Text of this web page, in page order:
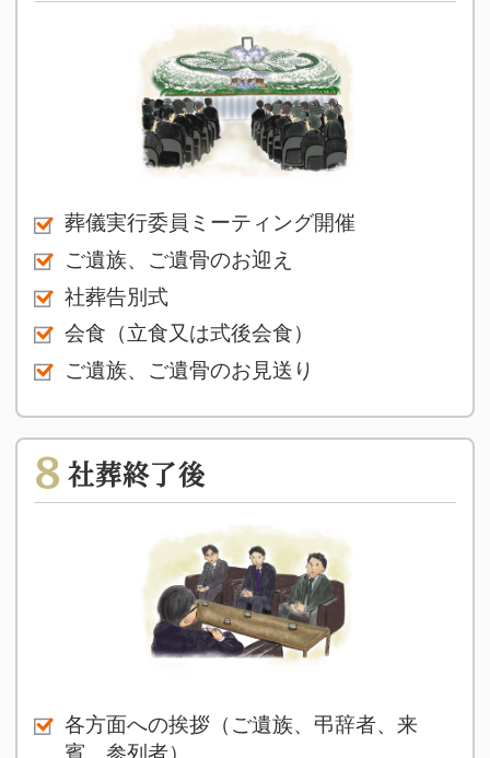
葬儀実行委員ミーティング開催
ご遺族、ご遺骨のお迎え
社葬告別式
会食（立食又は式後会食）
ご遺族、ご遺骨のお見送り
8 社葬終了後
各方面への挨拶（ご遺族、弔辞者、来
賓、参列者）